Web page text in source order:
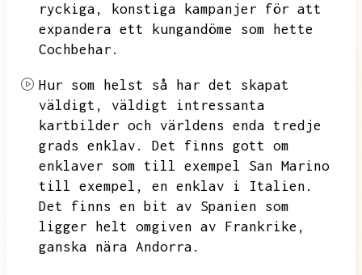
ryckiga,
konstiga kampanjer för att
expandera ett kungandöme som hette
Cochbehar.
Hur som helst så har det skapat
väldigt,
väldigt intressanta
kartbilder och världens enda tredje
grads enklav.
Det finns gott om
enklaver som till exempel San Marino
till exempel,
en enklav i Italien.
Det finns en bit av Spanien som
ligger helt omgiven av Frankrike,
ganska nära Andorra.